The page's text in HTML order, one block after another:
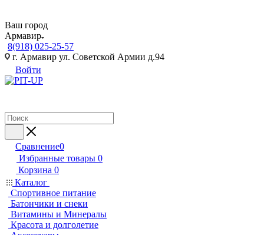
Ваш город
Армавир
8(918) 025-25-57
г. Армавир ул. Советской Армии д.94
Войти
Сравнение0
Избранные товары 0
Корзина 0
Каталог
Спортивное питание
Батончики и снеки
Витамины и Минералы
Красота и долголетие